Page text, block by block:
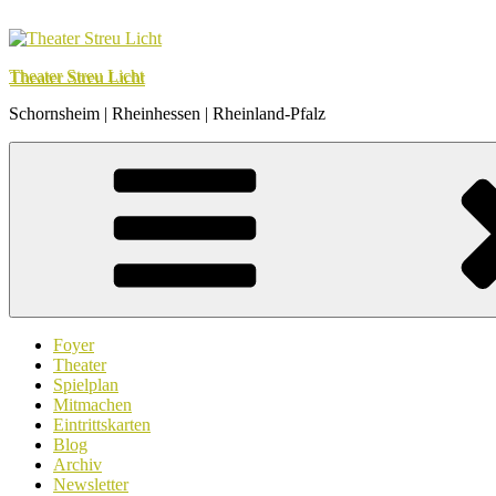
Inhalt
Theater Streu Licht
Schornsheim | Rheinhessen | Rheinland-Pfalz
Foyer
Theater
Spielplan
Mitmachen
Eintrittskarten
Blog
Archiv
Newsletter